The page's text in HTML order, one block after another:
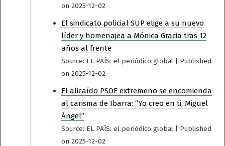
on 2025-12-02
El sindicato policial SUP elige a su nuevo
líder y homenajea a Mónica Gracia tras 12
años al frente
Source: EL PAÍS: el periódico global
Published
on 2025-12-02
El alicaído PSOE extremeño se encomienda
al carisma de Ibarra: “Yo creo en ti, Miguel
Ángel”
Source: EL PAÍS: el periódico global
Published
on 2025-12-02